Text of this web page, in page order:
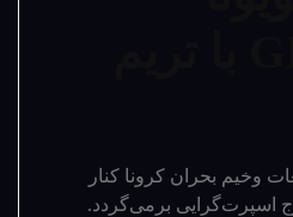
وخیم بحران کرونا کنار
اسپرت‌گرایی برمی‌گردد.